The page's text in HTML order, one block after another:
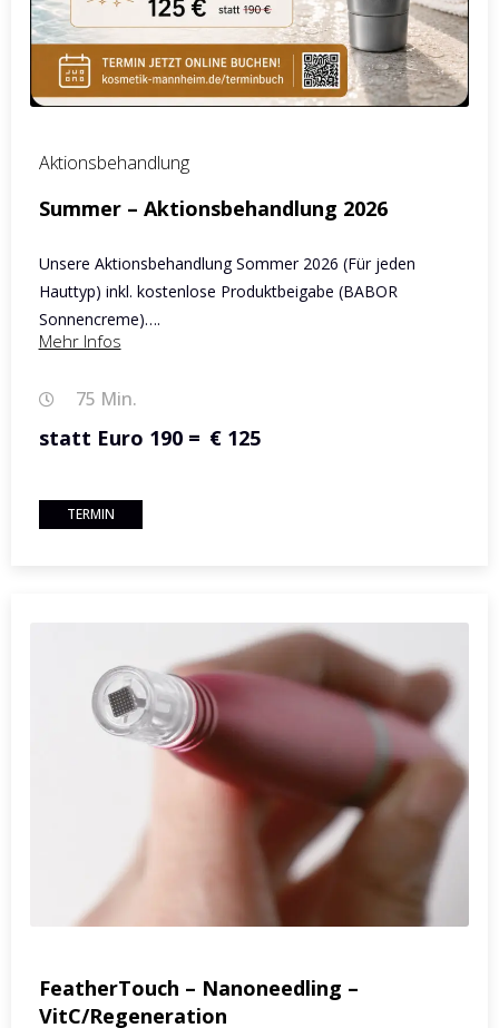
Aktionsbehandlung
Summer – Aktionsbehandlung 2026
Unsere Aktionsbehandlung Sommer 2026 (Für jeden
Hauttyp) inkl. kostenlose Produktbeigabe (BABOR
Sonnencreme)….
Mehr Infos
75 Min.
statt Euro 190 = € 125
TERMIN
FeatherTouch – Nanoneedling –
VitC/Regeneration